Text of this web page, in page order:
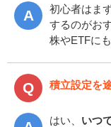
初心者はま
するのがお
株やETFに
積立設定を
はい、 いつ